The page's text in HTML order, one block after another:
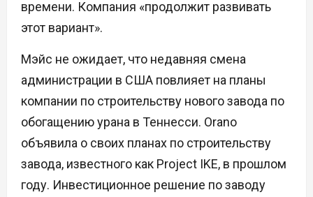
времени. Компания «продолжит развивать
этот вариант».
Мэйс не ожидает, что недавняя смена
администрации в США повлияет на планы
компании по строительству нового завода по
обогащению урана в Теннесси. Orano
объявила о своих планах по строительству
завода, известного как Project IKE, в прошлом
году. Инвестиционное решение по заводу